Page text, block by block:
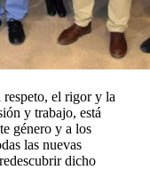
respeto, el rigor y la
y trabajo, está
género y a los
las nuevas
dicho